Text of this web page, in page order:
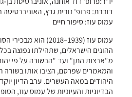
דוברת: פרופ' נורית גרץ,
עמוס עוז: סיפור חיים
עמוס עוז (1939–2018)
ההוגים הישראלים, שתהילתו נפוצה
מ"ארצות התן" ועד "הבשורה על פי
והמאמרים שפרסם, הציבו אותו בשורה
היהודים במאה העשרים. ערב הדיון
הבדיוניות והעיוניות של עמוס עוז,